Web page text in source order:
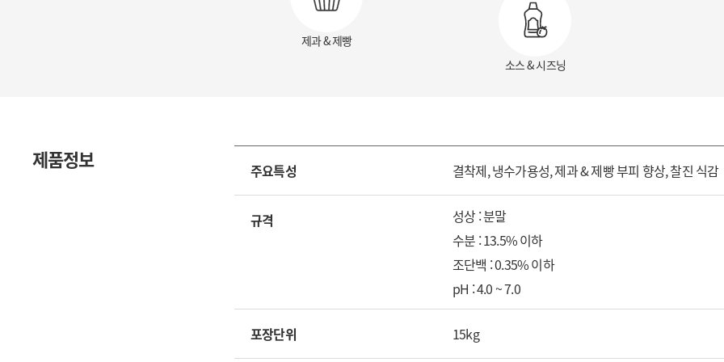
제과 & 제빵
소스 & 시즈닝
제품정보 주요특성 결착제, 냉수가용성, 제과 & 제빵 부피 향상, 찰진 식감
규격
성상 : 분말
수분 : 13.5% 이하
조단백 : 0.35% 이하
pH : 4.0 ~ 7.0
포장단위 15kg